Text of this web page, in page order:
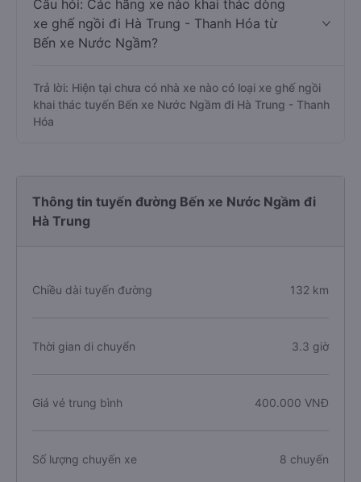
Câu hỏi: Các hãng xe nào khai thác dòng
xe ghế ngồi đi Hà Trung - Thanh Hóa từ
Bến xe Nước Ngầm?
Trả lời: Hiện tại chưa có nhà xe nào có loại xe ghế ngồi
khai thác tuyến Bến xe Nước Ngầm đi Hà Trung - Thanh
Hóa
Thông tin tuyến đường Bến xe Nước Ngầm đi
Hà Trung
Chiều dài tuyến đường 132 km
Thời gian di chuyển 3.3 giờ
Giá vé trung bình 400.000 VNĐ
Số lượng chuyến xe 8 chuyến